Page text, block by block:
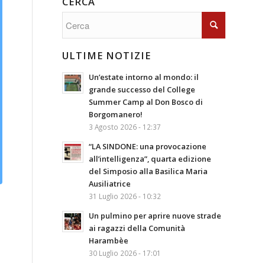
ULTIME NOTIZIE
Un’estate intorno al mondo: il
grande successo del College
Summer Camp al Don Bosco di
Borgomanero!
3 Agosto 2026 - 12:37
“LA SINDONE: una provocazione
all’intelligenza”, quarta edizione
del Simposio alla Basilica Maria
Ausiliatrice
31 Luglio 2026 - 10:32
Un pulmino per aprire nuove strade
ai ragazzi della Comunità
Harambèe
30 Luglio 2026 - 17:01